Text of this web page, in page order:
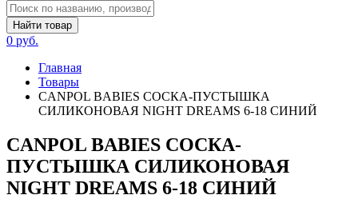
Найти товар
0 руб.
Главная
Товары
CANPOL BABIES СОСКА-ПУСТЫШКА
СИЛИКОНОВАЯ NIGHT DREAMS 6-18 СИНИЙ
CANPOL BABIES СОСКА-
ПУСТЫШКА СИЛИКОНОВАЯ
NIGHT DREAMS 6-18 СИНИЙ